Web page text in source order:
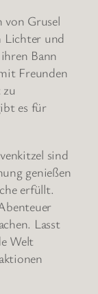
Grusel
Lichter und
Bann
Freunden
es für
sind
genießen
erfüllt.
Lasst
Welt